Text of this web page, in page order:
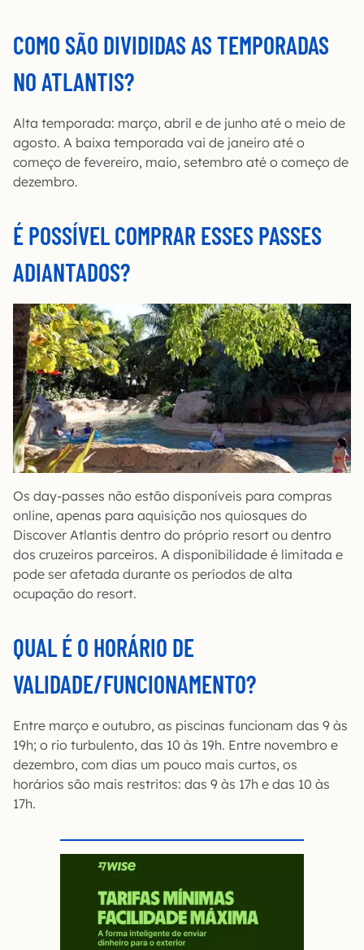
COMO SÃO DIVIDIDAS AS TEMPORADAS
NO ATLANTIS?
Alta temporada: março, abril e de junho até o meio de
agosto. A baixa temporada vai de janeiro até o
começo de fevereiro, maio, setembro até o começo de
dezembro.
É POSSÍVEL COMPRAR ESSES PASSES
ADIANTADOS?
Os day-passes não estão disponíveis para compras
online, apenas para aquisição nos quiosques do
Discover Atlantis dentro do próprio resort ou dentro
dos cruzeiros parceiros. A disponibilidade é limitada e
pode ser afetada durante os períodos de alta
ocupação do resort.
QUAL É O HORÁRIO DE
VALIDADE/FUNCIONAMENTO?
Entre março e outubro, as piscinas funcionam das 9 às
19h; o rio turbulento, das 10 às 19h. Entre novembro e
dezembro, com dias um pouco mais curtos, os
horários são mais restritos: das 9 às 17h e das 10 às
17h.